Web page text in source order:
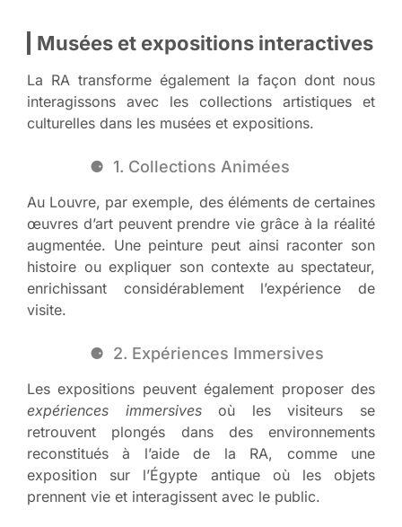
Musées et expositions interactives
La RA transforme également la façon dont nous
interagissons avec les collections artistiques et
culturelles dans les musées et expositions.
1. Collections Animées
Au Louvre, par exemple, des éléments de certaines
œuvres d’art peuvent prendre vie grâce à la réalité
augmentée. Une peinture peut ainsi raconter son
histoire ou expliquer son contexte au spectateur,
enrichissant considérablement l’expérience de
visite.
2. Expériences Immersives
Les expositions peuvent également proposer des
expériences immersivesoù les visiteurs se
retrouvent plongés dans des environnements
reconstitués à l’aide de la RA, comme une
exposition sur l’Égypte antique où les objets
prennent vie et interagissent avec le public.